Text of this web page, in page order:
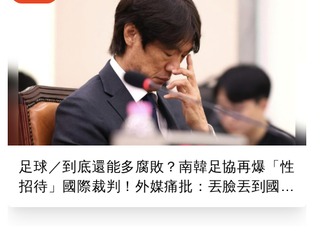
足球／到底還能多腐敗？南韓足協再爆「性
招待」國際裁判！外媒痛批：丟臉丟到國外
去